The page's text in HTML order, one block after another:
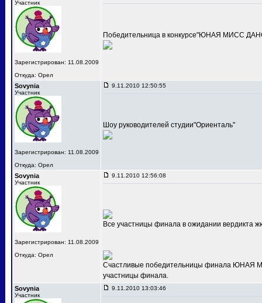
Участник
Зарегистрирован: 11.08.2009
Откуда: Орел
Победительница в конкурсе"ЮНАЯ МИСС
Sovynia
Участник
Зарегистрирован: 11.08.2009
Откуда: Орел
9.11.2010 12:50:55
Шоу руководителей студии"Ориенталь"
Sovynia
Участник
Зарегистрирован: 11.08.2009
Откуда: Орел
9.11.2010 12:56:08
Все участницы финала в ожидании вердикта
Счастливые победительницы финала ЮНАЯ
участницы финала.
Sovynia
Участник
9.11.2010 13:03:46